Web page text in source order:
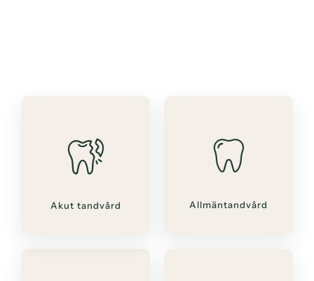
Allmäntandvård
Akut tandvård